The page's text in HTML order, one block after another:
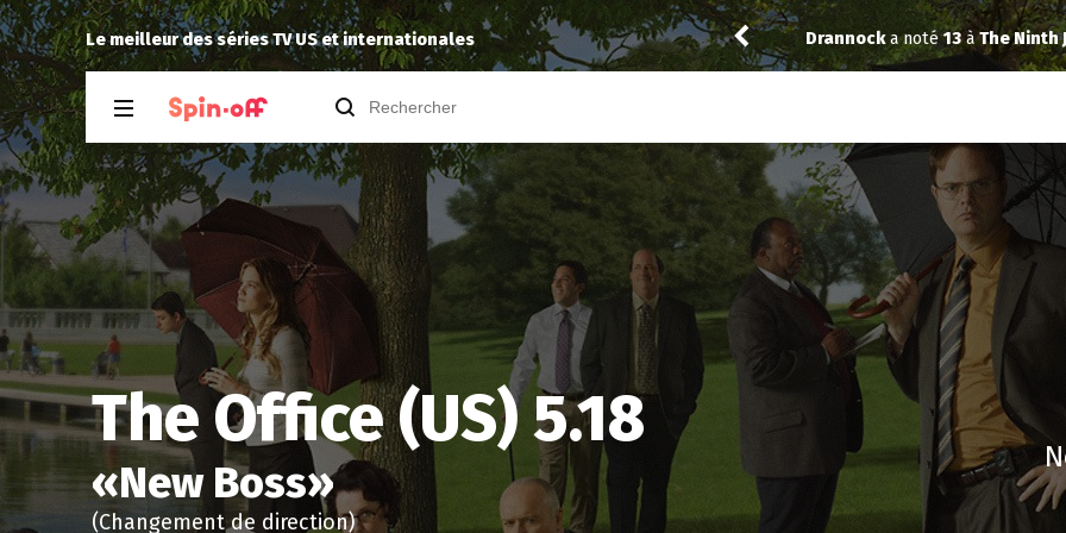
Le meilleur des séries TV US et internationales
Drannocka noté13àThe Ninth Jedi 1.01 Niclooyda noté14àIndustry
The Office (US) 5.18
«New Boss»
(Changement de direction)